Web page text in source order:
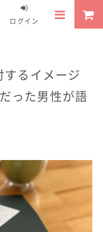
ログイン
るイメージ
った男性が語